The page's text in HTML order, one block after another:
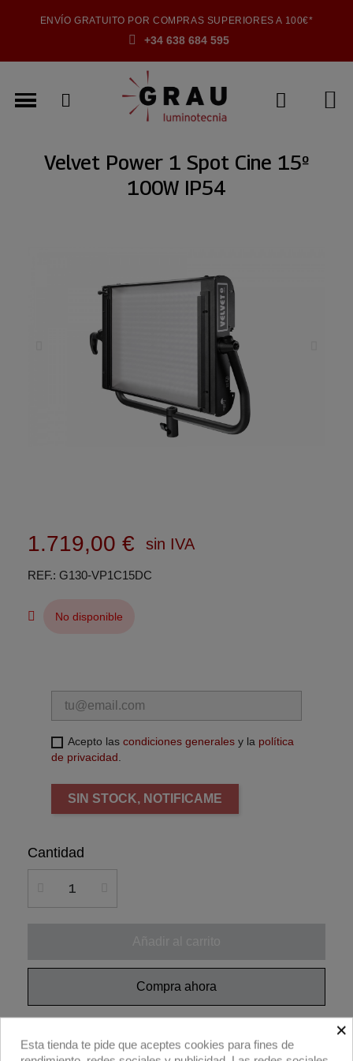
ENVÍO GRATUITO POR COMPRAS SUPERIORES A 100€*
+34 638 684 595
Velvet Power 1 Spot Cine 15º
100W IP54
1.719,00 € sin IVA
REF. G130-VP1C15DC
No disponible
Acepto las condiciones generales y la política
de privacidad.
SIN STOCK, NOTIFICAME
Cantidad
Compra ahora
IP54 de Velvet.
×
Esta tienda te pide que aceptes cookies para fines de